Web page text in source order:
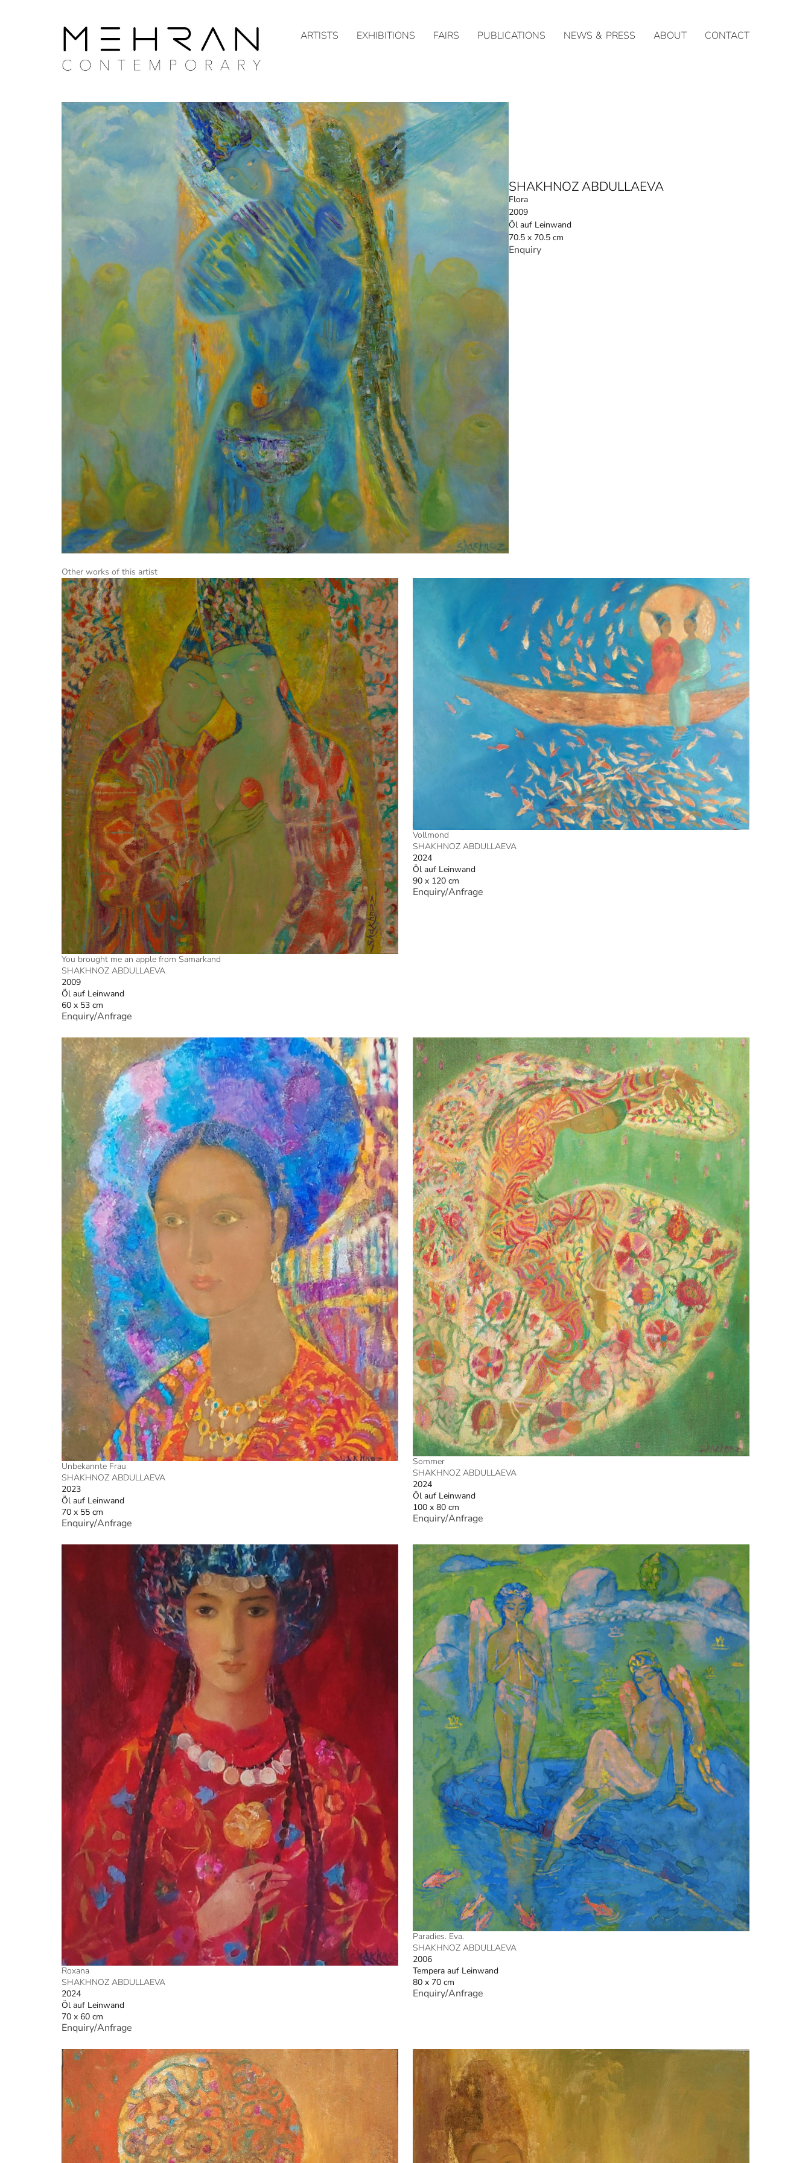
ARTISTS EXHIBITIONS FAIRS PUBLICATIONS NEWS & PRESS ABOUT CONTACT
SHAKHNOZ ABDULLAEVA
Flora
2009
Öl auf Leinwand
70.5 x 70.5 cm
Enquiry
Other works of this artist
You brought me an apple from Samarkand
SHAKHNOZ ABDULLAEVA
2009
Öl auf Leinwand
60 x 53 cm
Enquiry/Anfrage
Vollmond
SHAKHNOZ ABDULLAEVA
2024
Öl auf Leinwand
90 x 120 cm
Enquiry/Anfrage
Unbekannte Frau
SHAKHNOZ ABDULLAEVA
2023
Öl auf Leinwand
70 x 55 cm
Enquiry/Anfrage
Sommer
SHAKHNOZ ABDULLAEVA
2024
Öl auf Leinwand
100 x 80 cm
Enquiry/Anfrage
Roxana
SHAKHNOZ ABDULLAEVA
2024
Öl auf Leinwand
70 x 60 cm
Enquiry/Anfrage
Paradies. Eva.
SHAKHNOZ ABDULLAEVA
2006
Tempera auf Leinwand
80 x 70 cm
Enquiry/Anfrage